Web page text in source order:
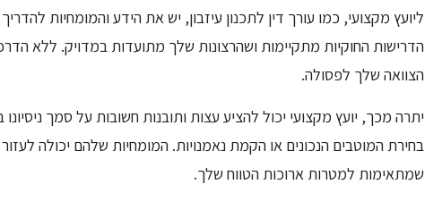
ליועץ מקצועי, כמו עורך דין לתכנון עיזבון, יש את הידע והמומחיות
הדרישות החוקיות מתקיימות ושהרצונות שלך מתועדות במדויק. ללא
הצוואה שלך לפסולה.
יתרה מכך, יועץ מקצועי יכול להציע עצות ותובנות חשובות על סמך
בחירת המוטבים הנכונים או הקמת נאמנויות. המומחיות שלהם יכולה
שמתאימות למטרות ארוכות הטווח שלך.